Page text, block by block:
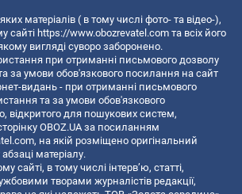
матеріалів ( в тому числі фото- та відео-),
сайті https://www.obozrevatel.com та всіх його
вигляді суворо заборонено.
при отриманні письмового дозволу
за умови обов'язкового посилання на сайт
видань - при отриманні письмового
та за умови обов'язкового
відкритого для пошукових систем,
OBOZ.UA за посиланням
, на якій розміщено оригінальний
матеріалу.
сайті, в тому числі інтерв’ю, статті,
творами журналістів редакції,